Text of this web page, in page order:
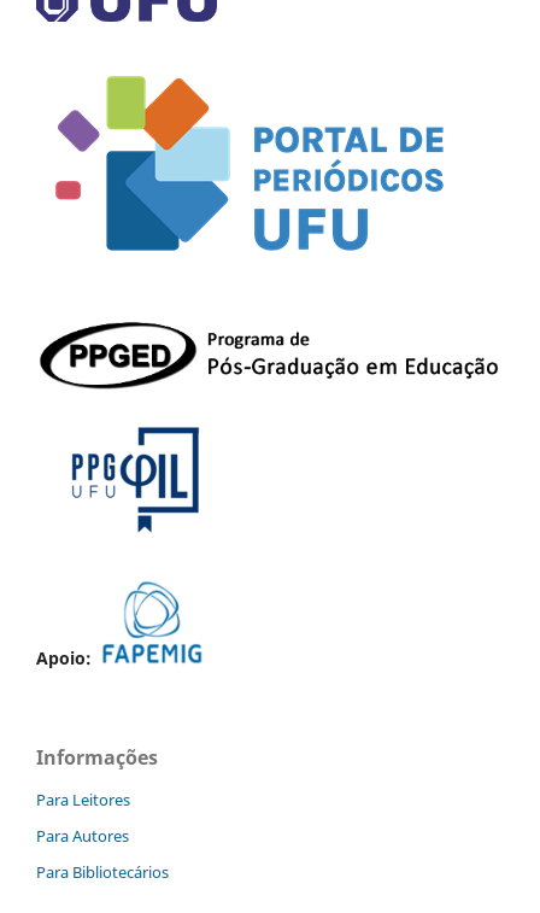
Apoio:
Informações
Para Leitores
Para Autores
Para Bibliotecários